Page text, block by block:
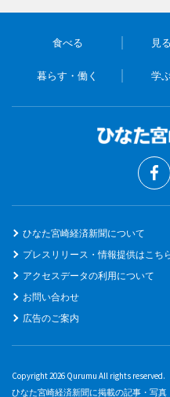
食べる 見
暮らす・働く 学
ひなた宮崎経済新聞について
プレスリリース・情報提供はこち
アクセスデータの利用について
お問い合わせ
広告のご案内
Copyright 2026 Qurumu All rights reserved.
ひなた宮崎経済新聞に掲載の記事・写